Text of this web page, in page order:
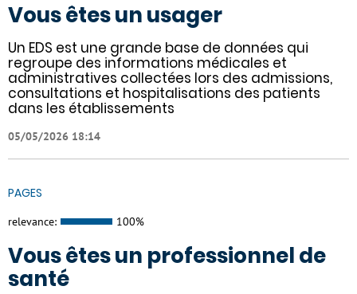
Vous êtes un usager
Un EDS est une grande base de données qui
regroupe des informations médicales et
administratives collectées lors des admissions,
consultations et hospitalisations des patients
dans les établissements
05/05/2026 18:14
PAGES
relevance: 100%
Vous êtes un professionnel de
santé